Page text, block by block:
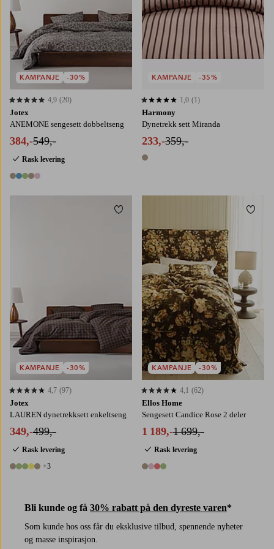
Jotex
ANEMONE sengesett dobbeltseng
384,-549,-
Rask levering
5 farger
4,9 basert på 20 karaktergivninger
4,9 (20)
KAMPANJE -30%
Harmony
Dynetrekk sett Miranda
233,-359,-
1 farge
1,0 basert på 1 karaktergivninger
1,0 (1)
KAMPANJE -35%
Jotex
LAUREN dynetrekksett enkeltseng
349,-499,-
Rask levering
8 farger
+3
4,7 basert på 97 karaktergivninger
4,7 (97)
KAMPANJE -30%
Legg til favoritter
Bli kunde og få 30% rabatt på den dyreste varen*
Som kunde hos oss får du eksklusive tilbud, spennende nyheter
og masse inspirasjon.
Ellos Home
Sengesett Candice Rose 2 deler
1 189,-1 699,-
Rask levering
4 farger
4,1 basert på 62 karaktergivninger
4,1 (62)
KAMPANJE -30%